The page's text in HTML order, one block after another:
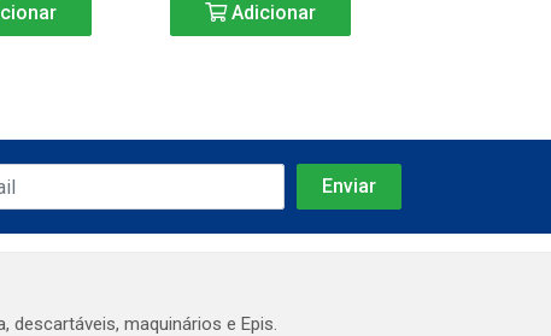
Adicionar
maquinários e Epis.